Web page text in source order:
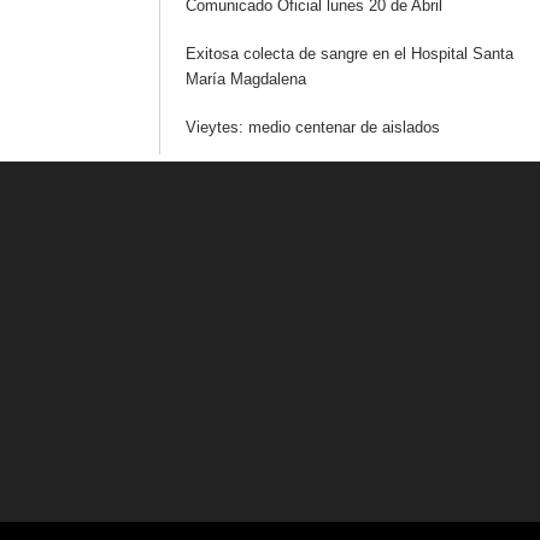
Comunicado Oficial lunes 20 de Abril
Exitosa colecta de sangre en el Hospital Santa
María Magdalena
Vieytes: medio centenar de aislados